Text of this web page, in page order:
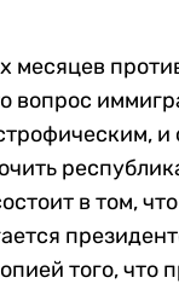
месяцев
вопрос
и
в том,
того, что